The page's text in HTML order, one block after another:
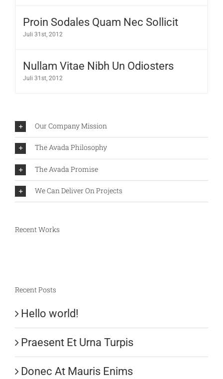
Proin Sodales Quam Nec Sollicit
Juli 31st, 2012
Nullam Vitae Nibh Un Odiosters
Juli 31st, 2012
Our Company Mission
The Avada Philosophy
The Avada Promise
We Can Deliver On Projects
Recent Works
Recent Posts
Hello world!
Praesent Et Urna Turpis
Donec At Mauris Enims